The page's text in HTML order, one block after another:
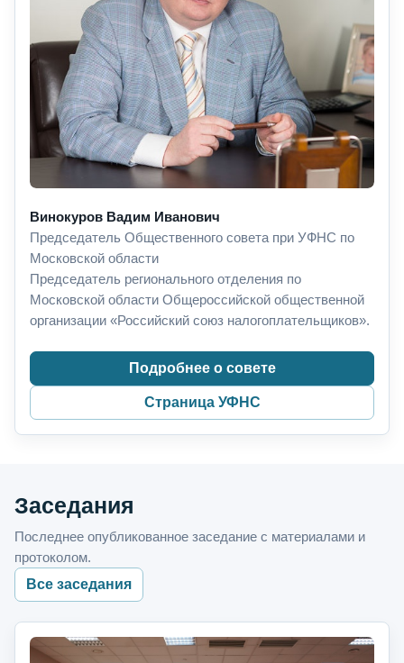
Винокуров Вадим Иванович
Председатель Общественного совета при УФНС по
Московской области
Председатель регионального отделения по
Московской области Общероссийской общественной
организации «Российский союз налогоплательщиков».
Подробнее о совете
Страница УФНС
Заседания
Последнее опубликованное заседание с материалами и
протоколом.
Все заседания